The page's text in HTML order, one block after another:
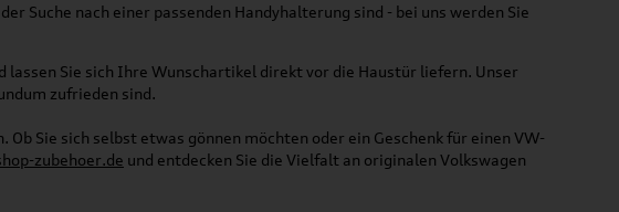
Suche nach einer passenden Handyhalterung sind - bei uns werden Sie
lassen Sie sich Ihre Wunschartikel direkt vor die Haustür liefern. Unser
zufrieden sind.
Sie sich selbst etwas gönnen möchten oder ein Geschenk für einen VW-
zubehoer.de und entdecken Sie die Vielfalt an originalen Volkswagen